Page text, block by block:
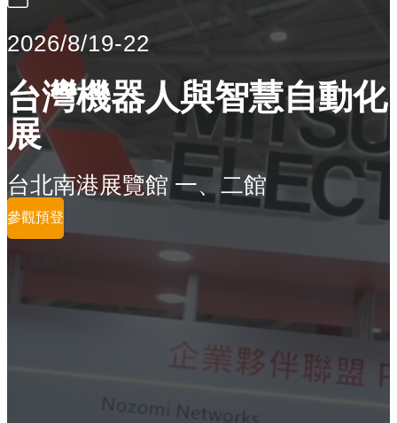
2026/8/19-22
台灣機器人與智慧自動化
展
台北南港展覽館 一、二館
參觀預登